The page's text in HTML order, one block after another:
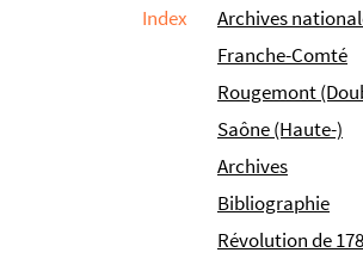
général des manuscrits des bibliothèques
Index
Archives
Franche-Comté
Rougemont
Saône (Haute-)
Archives
Bibliographie
Révolution de